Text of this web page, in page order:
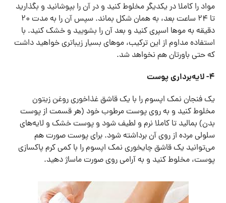
مواد را کاملا در یکدیگر مخلوط کنید و در آن را بپوشانید و بگذارید
تا ۲۴ ساعت بعد، به همان شکل بماند. سپس آن را به مدت ۲۰
دقیقه به موها اسپری کنید و بعد آن را بشویید و خشک کنید. با
استفاده مداوم از این ترکیب، موهای بسیار زیباتری خواهید داشت
که حتی باورتان هم نخواهد شد.
۴- لایه‌برداری پوست
یک فنجان نمک اپسوم را با یک قاشق غذاخوری روغن زیتون
مخلوط کنید و به روی پوست مرطوب خود (هر قسمت از پوست
بدن) بمالید تا کاملا نرم و لطیف شود و پوست خشک و لایه‌های
سلولی مرده از روی آن برداشته شود. برای پوست صورت هم
می‌توانید یک قاشق چایخوری نمک اپسوم را با کمی کرم پاکسازی
پوست، مخلوط کنید و به آرامی روی صورت ماساژ دهید.